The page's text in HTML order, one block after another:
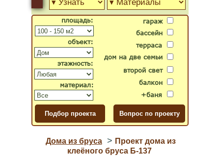
гараж
бассейн
второй свет
дом на две семьи
терраса
балкон
+баня
объект:
материал:
площадь:
этажность:
Дома из бруса > Проект дома из
клеёного бруса Б-137